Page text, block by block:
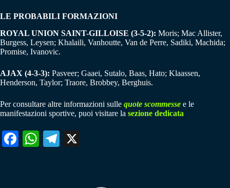
LE PROBABILI FORMAZIONI
ROYAL UNION SAINT-GILLOISE (3-5-2): Moris; Mac Allister,
Burgess, Leysen; Khalaili, Vanhoutte, Van de Perre, Sadiki, Machida;
Promise, Ivanovic.
AJAX (4-3-3): Pasveer; Gaaei, Sutalo, Baas, Hato; Klaassen,
Henderson, Taylor; Traore, Brobbey, Berghuis.
Per consultare altre informazioni sulle quote scommesse e le
manifestazioni sportive, puoi visitare la sezione dedicata
Fa W
Te